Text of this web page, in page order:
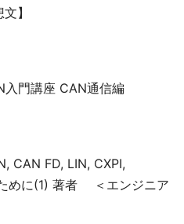
】
門講座 CAN通信編
CAN FD, LIN, CXPI,
めに(1) 著者 ＜エンジニア